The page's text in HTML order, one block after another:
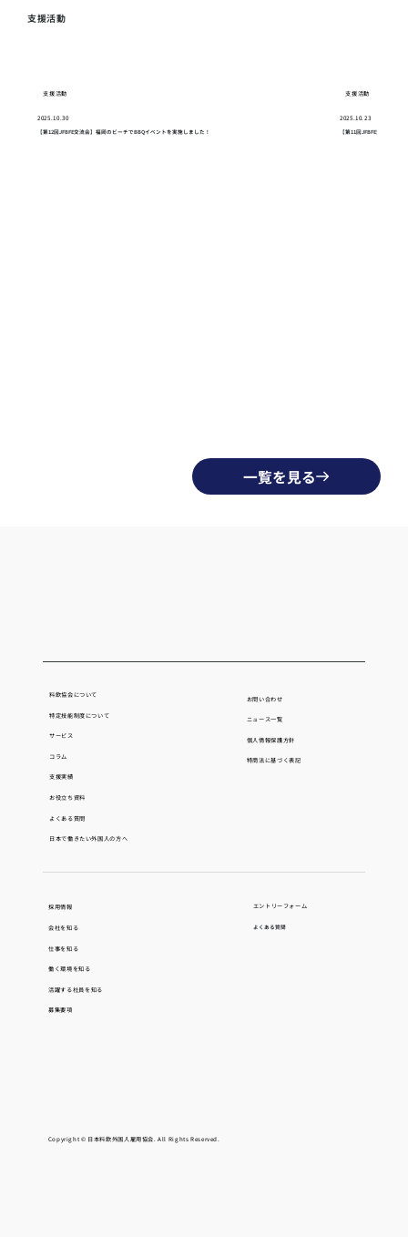
支援活動
支援活動
2025.10.30
【第12回JFBFE交流会】福岡のビーチでBBQイベントを実施しました！
支援活動
2025.10.23
【第11回JFBFE交流会】
一覧を見る
採用情報
会社を知る
仕事を知る
働く環境を知る
活躍する社員を知る
募集要項
エントリーフォーム
よくある質問
料飲協会について
特定技能制度について
サービス
コラム
支援実績
お役立ち資料
よくある質問
日本で働きたい外国人の方へ
お問い合わせ
ニュース一覧
個人情報保護方針
​特商法に基づく表記
Copyright © 日本料飲外国人雇用協会. All Rights Reserved.